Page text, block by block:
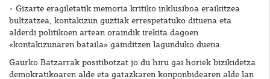
• Gizarte eragiletatik memoria kritiko inklusiboa eraikitzea
bultzatzea, kontakizun guztiak errespetatuko dituena eta
alderdi politikoen artean oraindik irekita dagoen
«kontakizunaren bataila» gainditzen lagunduko duena.
Gaurko Batzarrak positibotzat jo du hiru gai horiek bizikidetza
demokratikoaren alde eta gatazkaren konponbidearen alde lan